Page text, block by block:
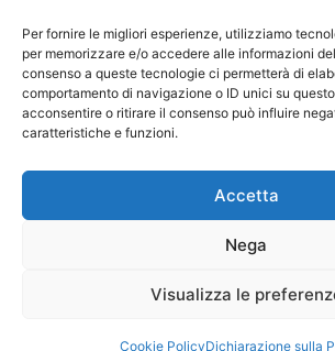
Per fornire le migliori esperienze, utilizziamo
per memorizzare e/o accedere alle informazioni
consenso a queste tecnologie ci permetterà di
comportamento di navigazione o ID unici su
acconsentire o ritirare il consenso può influire
caratteristiche e funzioni.
Accetta
Nega
Visualizza le
Cookie PolicyDichiarazione sulla
© 2026 Comunicati Stampa |